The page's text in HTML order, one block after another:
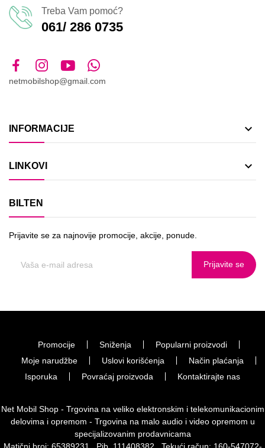
Treba Vam pomoć?
061/ 286 0735
netmobilshop@gmail.com
INFORMACIJE 
LINKOVI 
BILTEN
Prijavite se za najnovije promocije, akcije, ponude.
Prijavite se
Promocije Sniženja
Popularni proizvodi
Moje narudžbe
Uslovi korišćenja
Način plaćanja
Isporuka
Povraćaj proizvoda Kontaktirajte nas
Net Mobil Shop - Trgovina na veliko elektronskim i telekomunikacionim
delovima i opremom - Trgovina na malo audio i video opremom u
specijalizovanim prodavnicama